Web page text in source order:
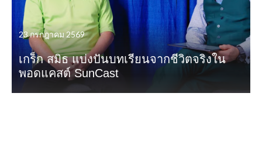
23 กรกฎาคม 2569
เกร็ก สมิธ แบ่งปันบทเรียนจากชีวิตจริงใน
พอดแคสต์ SunCast